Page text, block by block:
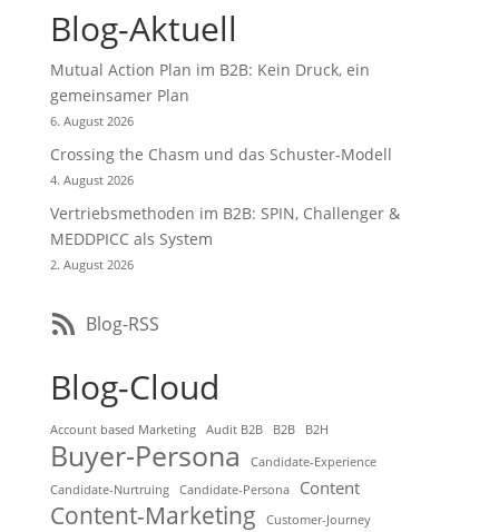
Blog-Aktuell
Mutual Action Plan im B2B: Kein Druck, ein
gemeinsamer Plan
6. August 2026
Crossing the Chasm und das Schuster-Modell
4. August 2026
Vertriebsmethoden im B2B: SPIN, Challenger &
MEDDPICC als System
2. August 2026
Blog-RSS
Blog-Cloud
Account based Marketing Audit B2B B2B B2H
Buyer-Persona
Candidate-Experience
Candidate-Nurtruing
Candidate-Persona Content
Content-Marketing
Customer-Journey